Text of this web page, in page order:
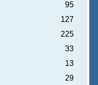
95
127
225
33
13
29